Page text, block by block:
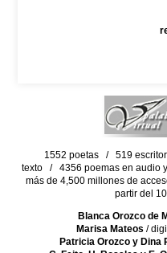
1552 poetas / 519
texto / 4356 poemas en audio
más de 4,500 millones de
partir del
Blanca Orozco de
Marisa Mateos /
Patricia Orozco y Dina